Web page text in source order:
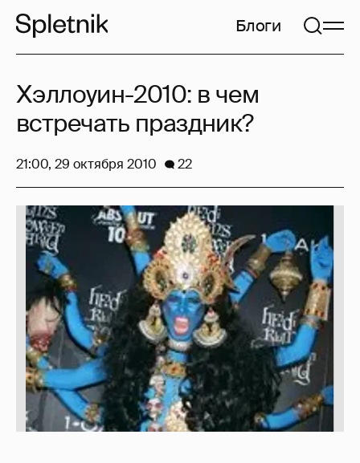
Блоги
Хэллоуин-2010: в чем
встречать праздник?
21:00, 29 октября 2010 22